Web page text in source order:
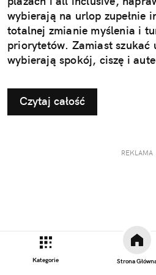
Kategorie Strona
wybierają na urlop zupełnie
totalnej zmianie myślenia i
priorytetów. Zamiast szukać
wybierają spokój, ciszę i
Czytaj całość
REKLAMA